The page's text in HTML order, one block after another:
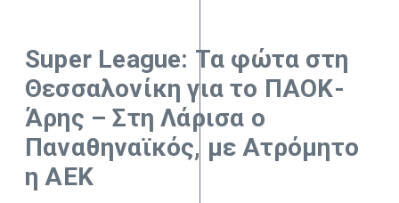
Super League: Τα φώτα στη
Θεσσαλονίκη για το ΠΑΟΚ-
Άρης – Στη Λάρισα ο
Παναθηναϊκός, με Ατρόμητο
η ΑΕΚ